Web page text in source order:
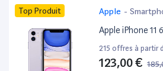
Top Produit Apple -
Apple iPhone 11
215 offres à partir
123,00 €